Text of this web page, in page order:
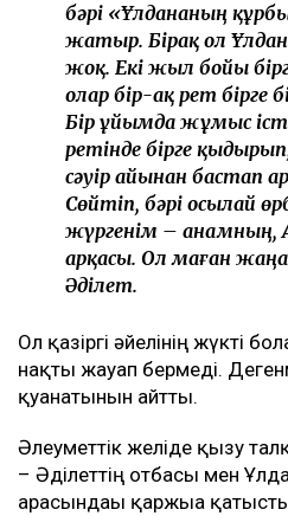
бәрі «Ұлдананың
жатыр. Бірақ ол
жоқ. Екі жыл бойы
олар бір-ақ рет бірге
Бір ұйымда жұмыс
ретінде бірге
сәуір айынан бастап
Сөйтіп, бәрі осылай
жүргенім – анамның,
арқасы. Ол маған
Әділет.
Ол қазіргі әйелінің жүкті
нақты жауап бермеді.
қуанатынын айтты.
Әлеуметтік желіде қызу
– Әділеттің отбасы мен
арасындағы қаржыға